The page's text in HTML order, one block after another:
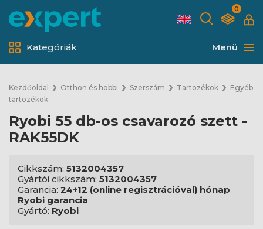
0
Menü
Kategóriák
Kezdőoldal Otthon és hobbi Szerszám Tartozékok
Egyéb
tartozékok
Ryobi 55 db-os csavarozó szett -
RAK55DK
Cikkszám: 5132004357
Gyártói cikkszám: 5132004357
Garancia: 24+12 (online regisztrációval) hónap
Ryobi garancia
Gyártó: Ryobi